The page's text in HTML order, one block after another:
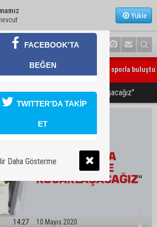
Yükle
Yaz Spor Okulları’nda 30 bin çocuk sporla buluştu
iki tahliye: Özcan Zenger ve Utku Caner
Çetin: "Yakında sizlerle kucaklaşacağız"
14:27 10 Mayıs 2020
FACEBOOK'TA
BEĞEN
TWITTER'DA TAKİP
ET
Daha Gösterme